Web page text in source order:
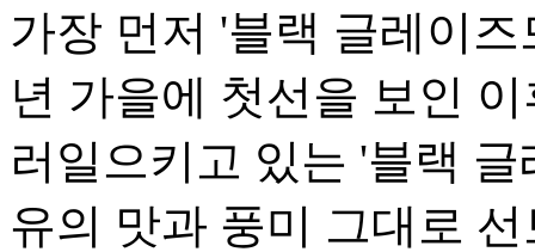
가장 먼저 '블랙 글레이
년 가을에 첫선을 보인
러일으키고 있는 '블랙
유의 맛과 풍미 그대로